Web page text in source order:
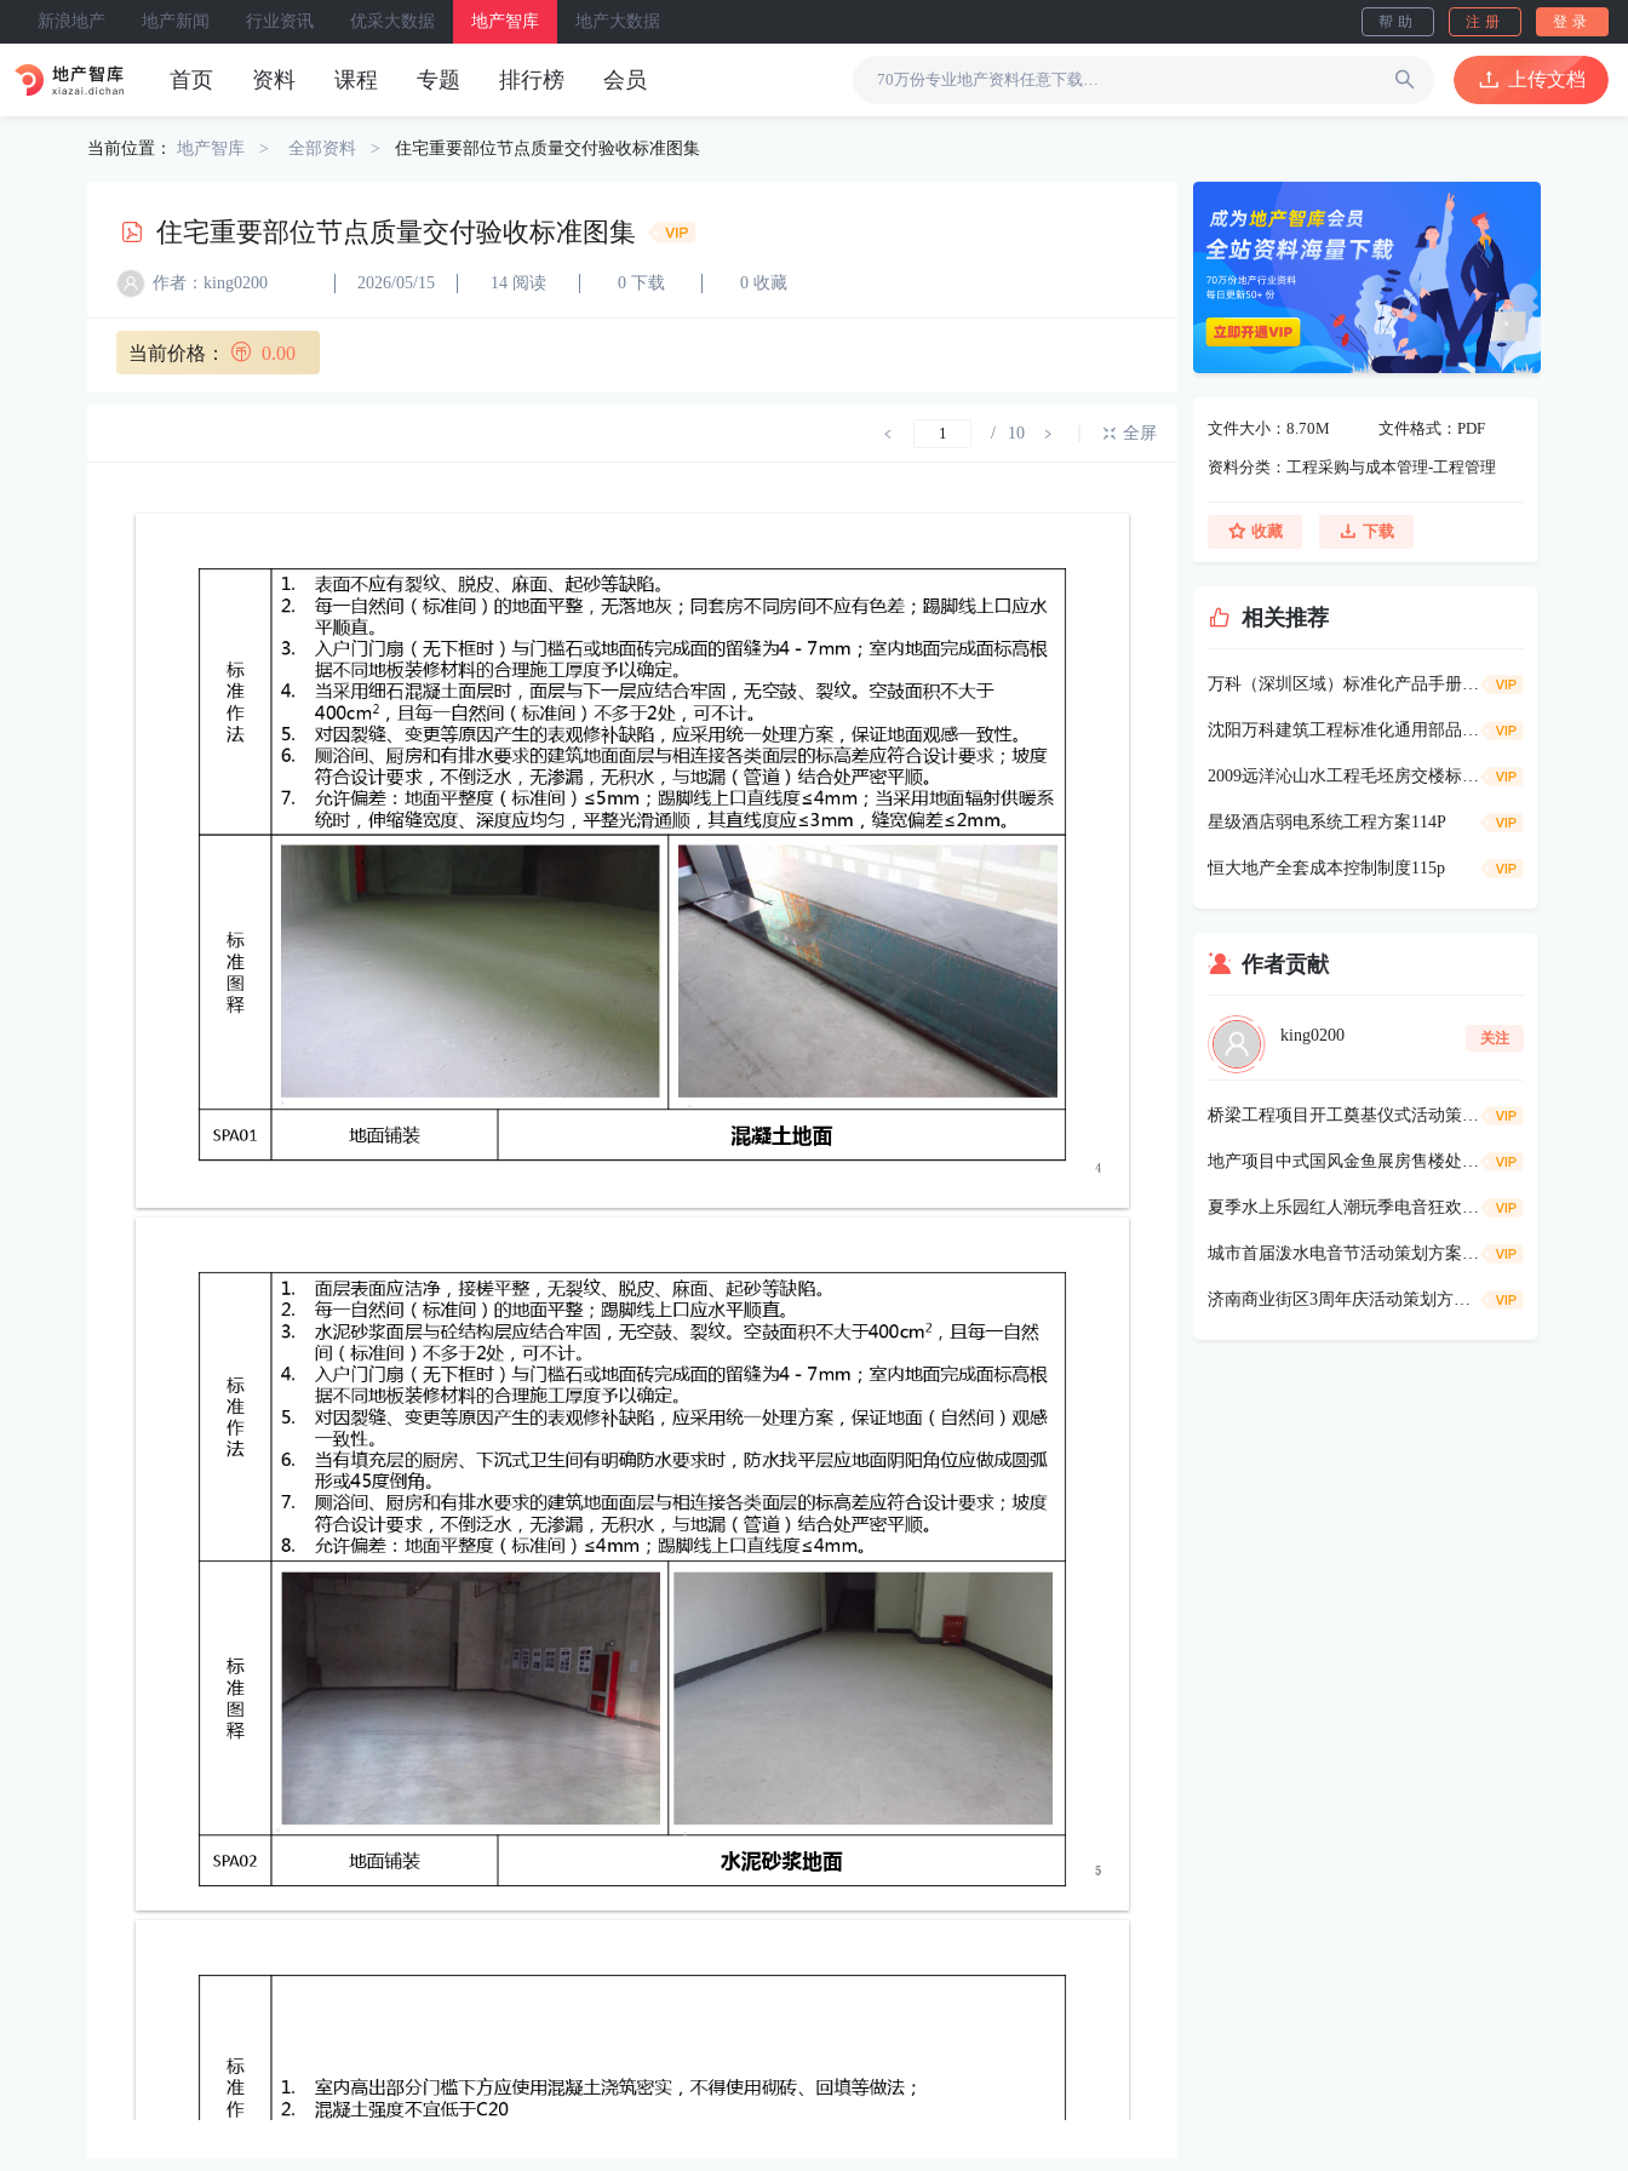
新浪地产 地产新闻 行业资讯 优采大数据 地产智库 地产大数据 帮助 注册 登录
首页 资料 课程 专题 排行榜 会员 上传文档
当前位置： 地产智库 全部资料 住宅重要部位节点质量交付验收标准图集
住宅重要部位节点质量交付验收标准图集
作者：king0200 2026/05/15 14 阅读 0 下载 0 收藏
当前价格： 0.00
/ 10 全屏 文件大小：8.70M 文件格式：PDF
资料分类：工程采购与成本管理-工程管理
收藏 下载
相关推荐
万科（深圳区域）标准化产品手册-景观篇127P
沈阳万科建筑工程标准化通用部品库（第一版）
2009远洋沁山水工程毛坯房交楼标准47p
星级酒店弱电系统工程方案114P
恒大地产全套成本控制制度115p
作者贡献
king0200 关注
桥梁工程项目开工奠基仪式活动策划方案
地产项目中式国风金鱼展房售楼处示范区开放活动策划方案（遇鉴国风雅境时主题）
夏季水上乐园红人潮玩季电音狂欢活动策划方案
城市首届泼水电音节活动策划方案（盛夏狂欢 电音造浪主题）
济南商业街区3周年庆活动策划方案（共富热爱 不燃不3主题）